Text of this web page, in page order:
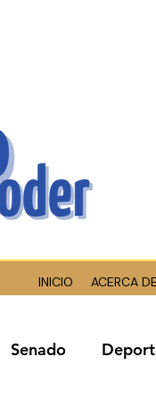
INICIO ACERCA
Senado